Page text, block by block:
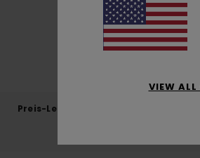
Preis-Leistungs-Verhältnis
VIEW ALL